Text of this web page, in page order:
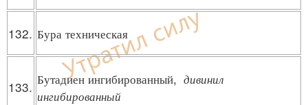
132. Бура техническая
133. Бутадиен ингибированный, дивинил
ингибированный